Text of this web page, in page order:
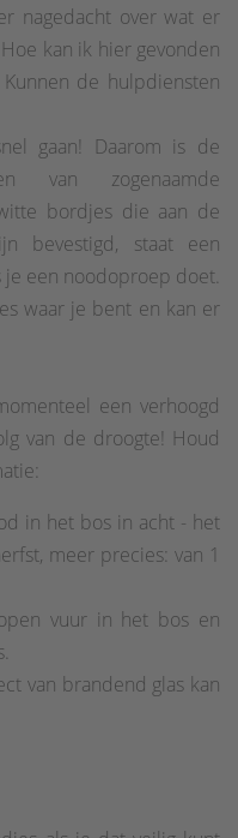
nagedacht over wat er
kan ik hier gevonden
de hulpdiensten
gaan! Daarom is de
van zogenaamde
bordjes die aan de
bevestigd, staat een
een noodoproep doet.
waar je bent en kan er
een verhoogd
van de droogte! Houd
in het bos in acht - het
meer precies: van 1
vuur in het bos en
van brandend glas kan